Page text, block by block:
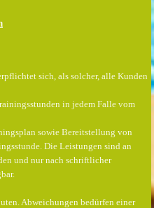
sich, als solcher, alle Kunden
in jedem Falle vom
sowie Bereitstellung von
Die Leistungen sind an
und nur nach schriftlicher
Abweichungen bedürfen einer